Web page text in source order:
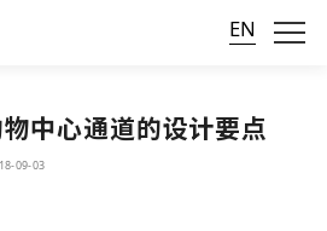
EN
中心通道的设计要点
09-03